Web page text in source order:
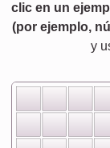
clic en un
(por ejemplo,
y